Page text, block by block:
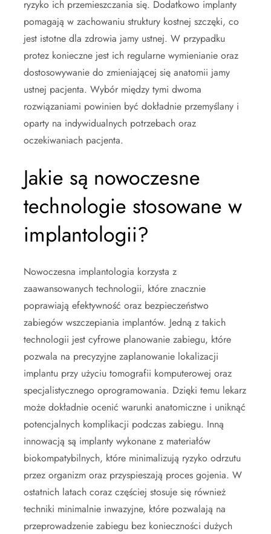
ryzyko ich przemieszczania się. Dodatkowo implanty
pomagają w zachowaniu struktury kostnej szczęki, co
jest istotne dla zdrowia jamy ustnej. W przypadku
protez konieczne jest ich regularne wymienianie oraz
dostosowywanie do zmieniającej się anatomii jamy
ustnej pacjenta. Wybór między tymi dwoma
rozwiązaniami powinien być dokładnie przemyślany i
oparty na indywidualnych potrzebach oraz
oczekiwaniach pacjenta.
Jakie są nowoczesne
technologie stosowane w
implantologii?
Nowoczesna implantologia korzysta z
zaawansowanych technologii, które znacznie
poprawiają efektywność oraz bezpieczeństwo
zabiegów wszczepiania implantów. Jedną z takich
technologii jest cyfrowe planowanie zabiegu, które
pozwala na precyzyjne zaplanowanie lokalizacji
implantu przy użyciu tomografii komputerowej oraz
specjalistycznego oprogramowania. Dzięki temu lekarz
może dokładnie ocenić warunki anatomiczne i uniknąć
potencjalnych komplikacji podczas zabiegu. Inną
innowacją są implanty wykonane z materiałów
biokompatybilnych, które minimalizują ryzyko odrzutu
przez organizm oraz przyspieszają proces gojenia. W
ostatnich latach coraz częściej stosuje się również
techniki minimalnie inwazyjne, które pozwalają na
przeprowadzenie zabiegu bez konieczności dużych